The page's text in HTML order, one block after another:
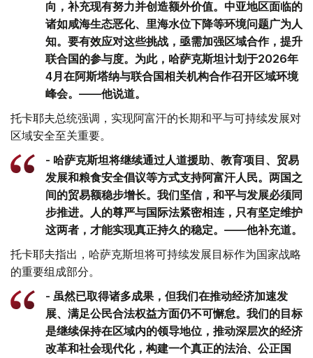
向，补充现有努力并创造额外价值。中亚地区面临的
诸如咸海生态恶化、里海水位下降等环境问题广为人
知。要有效应对这些挑战，亟需加强区域合作，提升
联合国的参与度。为此，哈萨克斯坦计划于2026年
4月在阿斯塔纳与联合国相关机构合作召开区域环境
峰会。——他说道。
托卡耶夫总统强调，实现阿富汗的长期和平与可持续发展对
区域安全至关重要。
- 哈萨克斯坦将继续通过人道援助、教育项目、贸易
发展和粮食安全倡议等方式支持阿富汗人民。两国之
间的贸易额稳步增长。我们坚信，和平与发展必须同
步推进。人的尊严与国际法紧密相连，只有坚定维护
这两者，才能实现真正持久的稳定。——他补充道。
托卡耶夫指出，哈萨克斯坦将可持续发展目标作为国家战略
的重要组成部分。
- 虽然已取得诸多成果，但我们在推动经济加速发
展、满足公民合法权益方面仍不可懈怠。我们的目标
是继续保持在区域内的领导地位，推动深层次的经济
改革和社会现代化，构建一个真正的法治、公正国